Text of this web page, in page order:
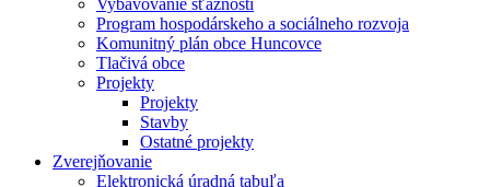
Program hospodárskeho a sociálneho rozvoja
Komunitný plán obce Huncovce
Tlačivá obce
Projekty
Projekty
Stavby
Ostatné projekty
Zverejňovanie
Elektronická úradná tabuľa